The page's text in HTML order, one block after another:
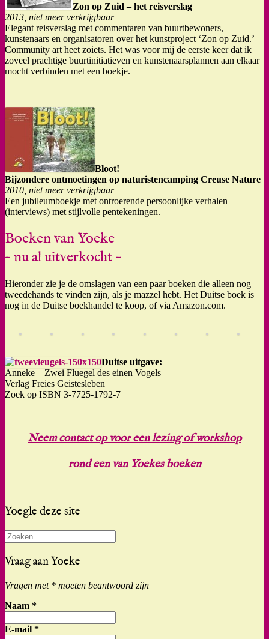
Zon op Zuid – het reisverslag
2013, niet meer verkrijgbaar
Elegant reisverslag met commentaren van buurtbewoners,
kunstenaars en organisatoren over het kunstproject ‘Zon op Zuid.’
Community art heet zoiets. Het was voor mij de eerste keer dat ik
zoveel prachtige buurtinitiatieven en kunstenaarsplannen aan elkaar
mocht verbinden met een boekje.
Bloot!
Bijzondere ontmoetingen op naturistencamping Creuse Nature
2010, niet meer verkrijgbaar
Een jubileumboekje met ontroerende persoonlijke verhalen
(interviews) met stijlvolle pentekeningen.
Boeken van Yoeke
– nu al uitverkocht –
Hieronder zie je de omslagen van een paar boeken die alleen nog
tweedehands te vinden zijn, als je mazzel hebt. Het Duitse boek is
nog in de Duitse boekhandel te koop, of via Amazon.com.
Duitse uitgave:
Anneke – Zwei Fluegel des einen Vogels
Verlag Freies Geistesleben
Zoek op ISBN 3-7725-1792-7
Neem contact op voor een lezing of workshop
rond een van Yoekes boeken
Yoegle deze site
Zoeken
naar:
Vraag aan Yoeke
Vragen met * moeten beantwoord zijn
Naam *
E-mail *